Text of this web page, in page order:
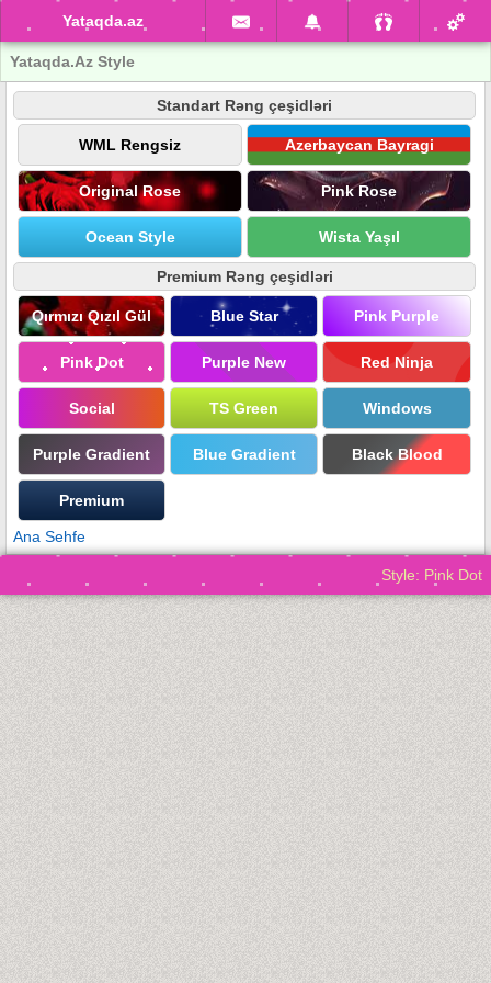
Yataqda.az
Yataqda.Az Style
Standart Rəng çeşidləri
WML Rengsiz Azerbaycan Bayragi
Original Rose Pink Rose
Ocean Style Wista Yaşıl
Premium Rəng çeşidləri
Qırmızı Qızıl Gül Blue Star Pink Purple
Pink Dot Purple New Red Ninja
Social TS Green Windows
Purple Gradient Blue Gradient Black Blood
Premium
Ana Sehfe
Style: Pink Dot